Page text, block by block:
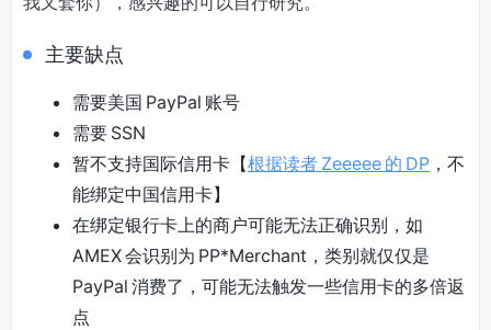
主要缺点
需要美国 PayPal 账号
需要 SSN
暂不支持国际信用卡【根据读者 Zeeeee 的 DP ，不
能绑定中国信用卡】
在绑定银行卡上的商户可能无法正确识别，如
AMEX 会识别为 PP*Merchant，类别就仅仅是
PayPal 消费了，可能无法触发一些信用卡的多倍返
点